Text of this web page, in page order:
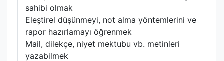
sahibi olmak
Eleştirel düşünmeyi, not alma yöntemlerini ve
rapor hazırlamayı öğrenmek
Mail, dilekçe, niyet mektubu vb. metinleri
yazabilmek